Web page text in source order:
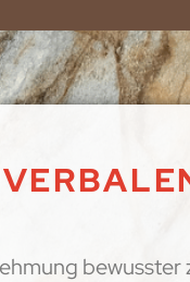
bewusster